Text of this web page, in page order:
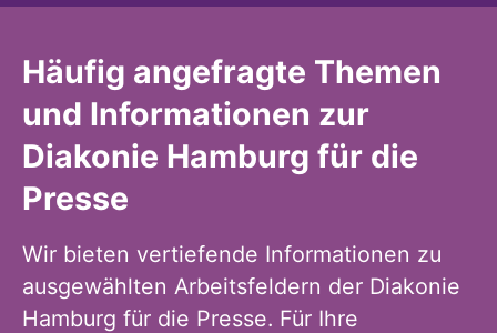
Häufig angefragte Themen
und Informationen zur
Diakonie Hamburg für die
Presse
Wir bieten vertiefende Informationen zu
ausgewählten Arbeitsfeldern der Diakonie
Hamburg für die Presse. Für Ihre